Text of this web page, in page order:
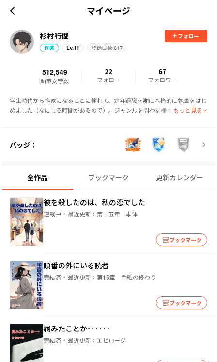
マイページ
杉村行俊
フォロー
作家
Lv.11 登録日数:617
512,549
執筆文字数
22
フォロー
67
フォロワー
学生時代から作家になることに憧れて、定年退職を期に本格的に執筆をはじ
めました（なにしろ時間があるので）。ジャンルを問わず様々な小説を書い
もっと見る
バッジ：
全作品 ブックマーク 更新カレンダー
彼を殺したのは、私の恋でした
連載中 最近更新： 第十五章 本体
ブックマーク
順番の外にいる読者
完結済 最近更新： 第15章 手紙の終わり
ブックマーク
祠みたことか･･････
完結済 最近更新： エピローグ